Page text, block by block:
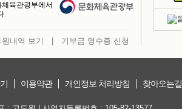
육관광부에서
.
내역 보기 기부금 영수증 신청
이용약관 개인정보 처리방침 찾아오는길